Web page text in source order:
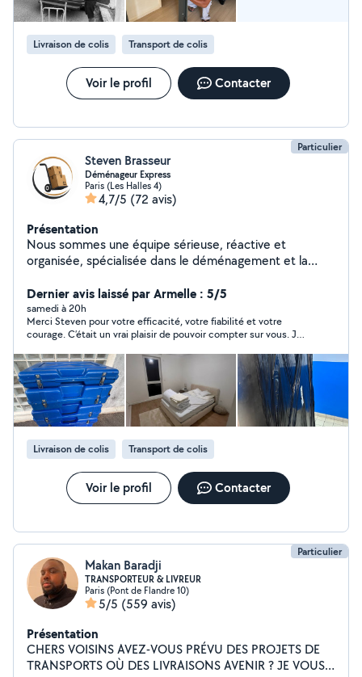
Livraison de colis Transport de colis
Voir le profil Contacter
Particulier
Steven Brasseur
Déménageur Express
Paris (Les Halles 4)
4,7/5 (72 avis)
Présentation
Nous sommes une équipe sérieuse, réactive et
organisée, spécialisée dans le déménagement et la
prestations : chargement, déchargement, transport de
meubles, manutention lourde ou fragile, avec un travail
soigné et le respect total de vos biens. Que ce soit
pour un petit ou grand volume, nous nous adaptons à
vos besoins avec efficacité et professionnalisme.
Disponibles 24h/24 et 7j/7 pour répondre à vos
urgences et vos projets. Intervention sur toute l'Île-de-
France, déplacements possibles dans toute la France
ainsi qu'à l'étranger. Équipe ponctuelle, fiable et à
l'écoute, avec des tarifs transparents et compétitifs
annoncés à l'avance. Tout déplacement « inutile » seras
facturé cinquante euros. Contactez-nous pour un devis
gratuit et rapide.
Dernier avis laissé par Armelle : 5/5
samedi à 20h
Merci Steven pour votre efficacité, votre fiabilité et votre
courage. C’était un vrai plaisir de pouvoir compter sur vous. Je
Livraison de colis Transport de colis
Voir le profil Contacter
Particulier
Makan Baradji
TRANSPORTEUR & LIVREUR
Paris (Pont de Flandre 10)
5/5 (559 avis)
Présentation
CHERS VOISINS AVEZ-VOUS PRÉVU DES PROJETS DE
TRANSPORTS OÙ DES LIVRAISONS AVENIR ? JE VOUS